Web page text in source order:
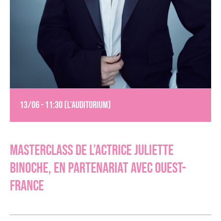
13/06 - 11:30 (L'Auditorium)
MASTERCLASS DE L’ACTRICE JULIETTE
BINOCHE, EN PARTENARIAT AVEC OUEST-
FRANCE